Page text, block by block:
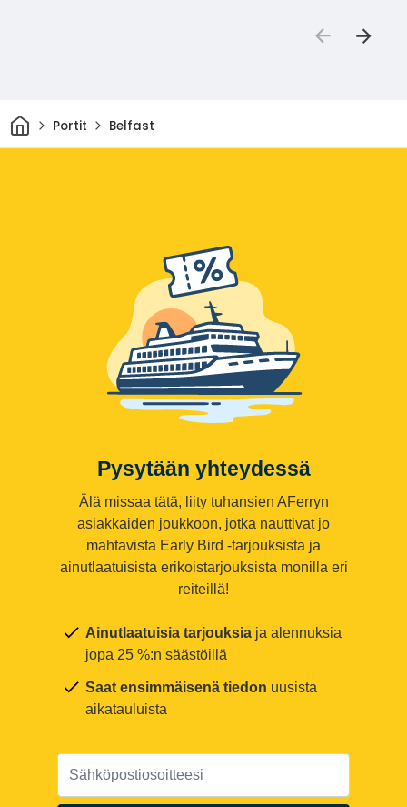
KotiinPortit Belfast
Pysytään yhteydessä
Älä missaa tätä, liity tuhansien AFerryn
asiakkaiden joukkoon, jotka nauttivat jo
mahtavista Early Bird -tarjouksista ja
ainutlaatuisista erikoistarjouksista monilla eri
reiteillä!
Ainutlaatuisia tarjouksia ja alennuksia
jopa 25 %:n säästöillä
Saat ensimmäisenä tiedon uusista
aikatauluista